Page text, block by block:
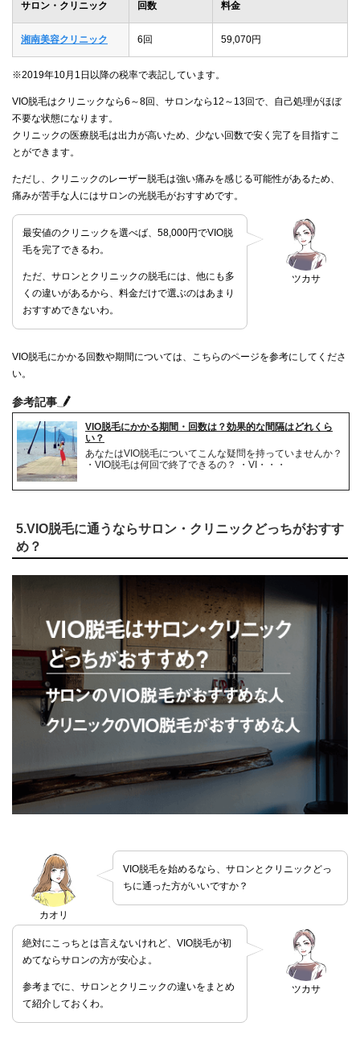
サロン・クリニック 回数 料金
湘南美容クリニック 6回 59,070円
※2019年10月1日以降の税率で表記しています。
VIO脱毛はクリニックなら6～8回、サロンなら12～13回で、自己処理がほぼ
不要な状態になります。
クリニックの医療脱毛は出力が高いため、少ない回数で安く完了を目指すこ
とができます。
ただし、クリニックのレーザー脱毛は強い痛みを感じる可能性があるため、
痛みが苦手な人にはサロンの光脱毛がおすすめです。
ツカサ
最安値のクリニックを選べば、58,000円でVIO脱
毛を完了できるわ。
ただ、サロンとクリニックの脱毛には、他にも多
くの違いがあるから、料金だけで選ぶのはあまり
おすすめできないわ。
VIO脱毛にかかる回数や期間については、こちらのページを参考にしてくださ
い。
参考記事
VIO脱毛にかかる期間・回数は？効果的な間隔はどれくら
い？
あなたはVIO脱毛についてこんな疑問を持っていませんか？
・VIO脱毛は何回で終了できるの？ ・VI・・・
5.VIO脱毛に通うならサロン・クリニックどっちがおすす
め？
カオリ
VIO脱毛を始めるなら、サロンとクリニックどっ
ちに通った方がいいですか？
ツカサ
絶対にこっちとは言えないけれど、VIO脱毛が初
めてならサロンの方が安心よ。
参考までに、サロンとクリニックの違いをまとめ
て紹介しておくわ。